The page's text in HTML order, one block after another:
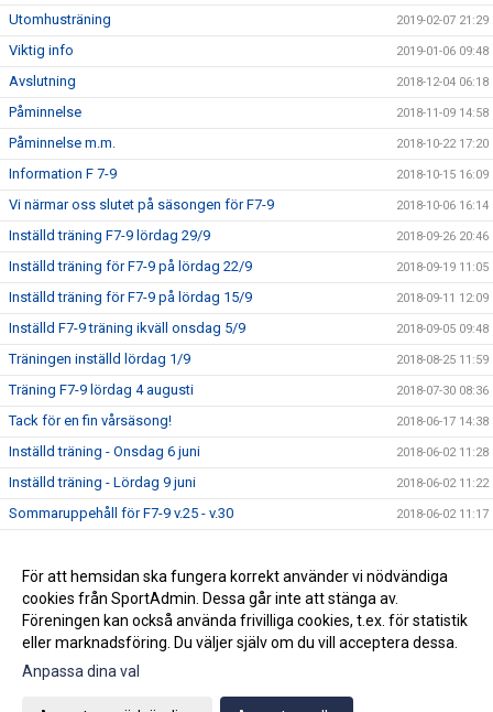
Utomhusträning 2019-02-07 21:29
Viktig info 2019-01-06 09:48
Avslutning 2018-12-04 06:18
Påminnelse 2018-11-09 14:58
Påminnelse m.m. 2018-10-22 17:20
Information F 7-9 2018-10-15 16:09
Vi närmar oss slutet på säsongen för F7-9 2018-10-06 16:14
Inställd träning F7-9 lördag 29/9 2018-09-26 20:46
Inställd träning för F7-9 på lördag 22/9 2018-09-19 11:05
Inställd träning för F7-9 på lördag 15/9 2018-09-11 12:09
Inställd F7-9 träning ikväll onsdag 5/9 2018-09-05 09:48
Träningen inställd lördag 1/9 2018-08-25 11:59
Träning F7-9 lördag 4 augusti 2018-07-30 08:36
Tack för en fin vårsäsong! 2018-06-17 14:38
Inställd träning - Onsdag 6 juni 2018-06-02 11:28
Inställd träning - Lördag 9 juni 2018-06-02 11:22
Sommaruppehåll för F7-9 v.25 - v.30 2018-06-02 11:17
Seriepremiären för F9 avklarad 2018-04-16 08:01
Kalendern uppdaterad med träningstider 2018-04-05 21:23
Gå till Webbversion
För att hemsidan ska fungera korrekt använder vi nödvändiga
cookies från SportAdmin. Dessa går inte att stänga av.
Föreningen kan också använda frivilliga cookies, t.ex. för statistik
eller marknadsföring. Du väljer själv om du vill acceptera dessa.
Anpassa dina val